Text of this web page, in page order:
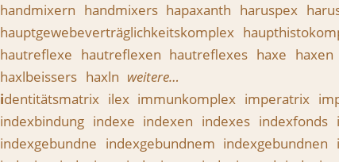
handmixern handmixers hapaxanth haruspex
hauptgewebeverträglichkeitskomplex
hautreflexe hautreflexen hautreflexes haxe haxen
haxlbeissers haxln weitere…
identitätsmatrix ilex immunkomplex imperatrix
indexbindung indexe indexen indexes indexfonds
indexgebundne indexgebundnem indexgebundnen